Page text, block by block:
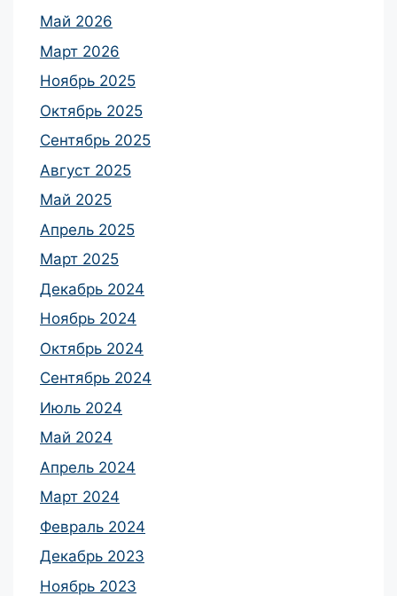
Май 2026
Март 2026
Ноябрь 2025
Октябрь 2025
Сентябрь 2025
Август 2025
Май 2025
Апрель 2025
Март 2025
Декабрь 2024
Ноябрь 2024
Октябрь 2024
Сентябрь 2024
Июль 2024
Май 2024
Апрель 2024
Март 2024
Февраль 2024
Декабрь 2023
Ноябрь 2023